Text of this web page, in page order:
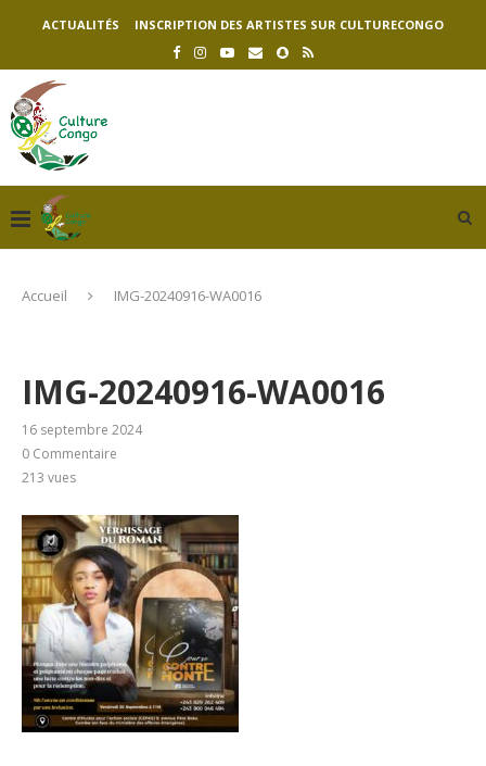
ACTUALITÉS INSCRIPTION DES ARTISTES SUR CULTURECONGO
Accueil IMG-20240916-WA0016
IMG-20240916-WA0016
16 septembre 2024
0 Commentaire
213 vues